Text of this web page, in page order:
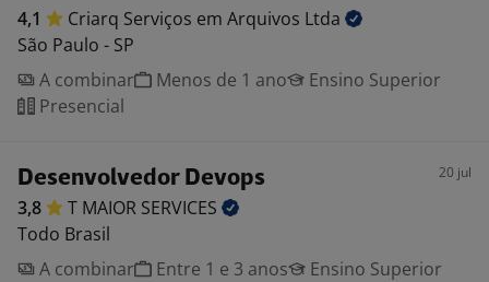
4,1 Criarq Serviços em Arquivos Ltda
São Paulo - SP
A combinar
Menos de 1 ano
Ensino Superior
Presencial
Desenvolvedor Devops 20 jul
3,8 T MAIOR SERVICES
Todo Brasil
A combinar
Entre 1 e 3 anos
Ensino Superior